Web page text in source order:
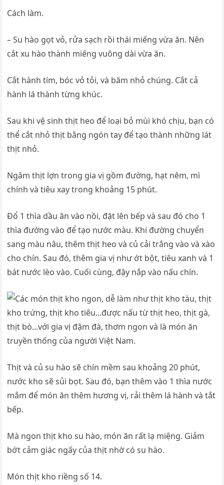
Cách làm.
– Su hào gọt vỏ, rửa sạch rồi thái miếng vừa ăn. Nên
cắt xu hào thành miếng vuông dài vừa ăn.
Cắt hành tím, bóc vỏ tỏi, và băm nhỏ chúng. Cắt cả
hành lá thành từng khúc.
Sau khi vệ sinh thịt heo để loại bỏ mùi khó chịu, bạn có
thể cắt nhỏ thịt bằng ngón tay để tạo thành những lát
thịt nhỏ.
Ngâm thịt lợn trong gia vị gồm đường, hạt nêm, mì
chính và tiêu xay trong khoảng 15 phút.
Đổ 1 thìa dầu ăn vào nồi, đặt lên bếp và sau đó cho 1
thìa đường vào để tạo nước màu. Khi đường chuyển
sang màu nâu, thêm thịt heo và củ cải trắng vào và xào
cho chín. Sau đó, thêm gia vị như ớt bột, tiêu xanh và 1
bát nước lèo vào. Cuối cùng, đậy nắp vào nấu chín.
Thịt và củ su hào sẽ chín mềm sau khoảng 20 phút,
nước kho sẽ sủi bọt. Sau đó, bạn thêm vào 1 thìa nước
mắm để món ăn thêm hương vị, rải thêm lá hành và tắt
bếp.
Mà ngon thịt kho su hào, món ăn rất lạ miệng. Giảm
bớt cảm giác ngấy của thịt nhờ có su hào.
Món thịt kho riềng số 14.